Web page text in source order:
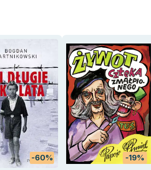
-60% -19%